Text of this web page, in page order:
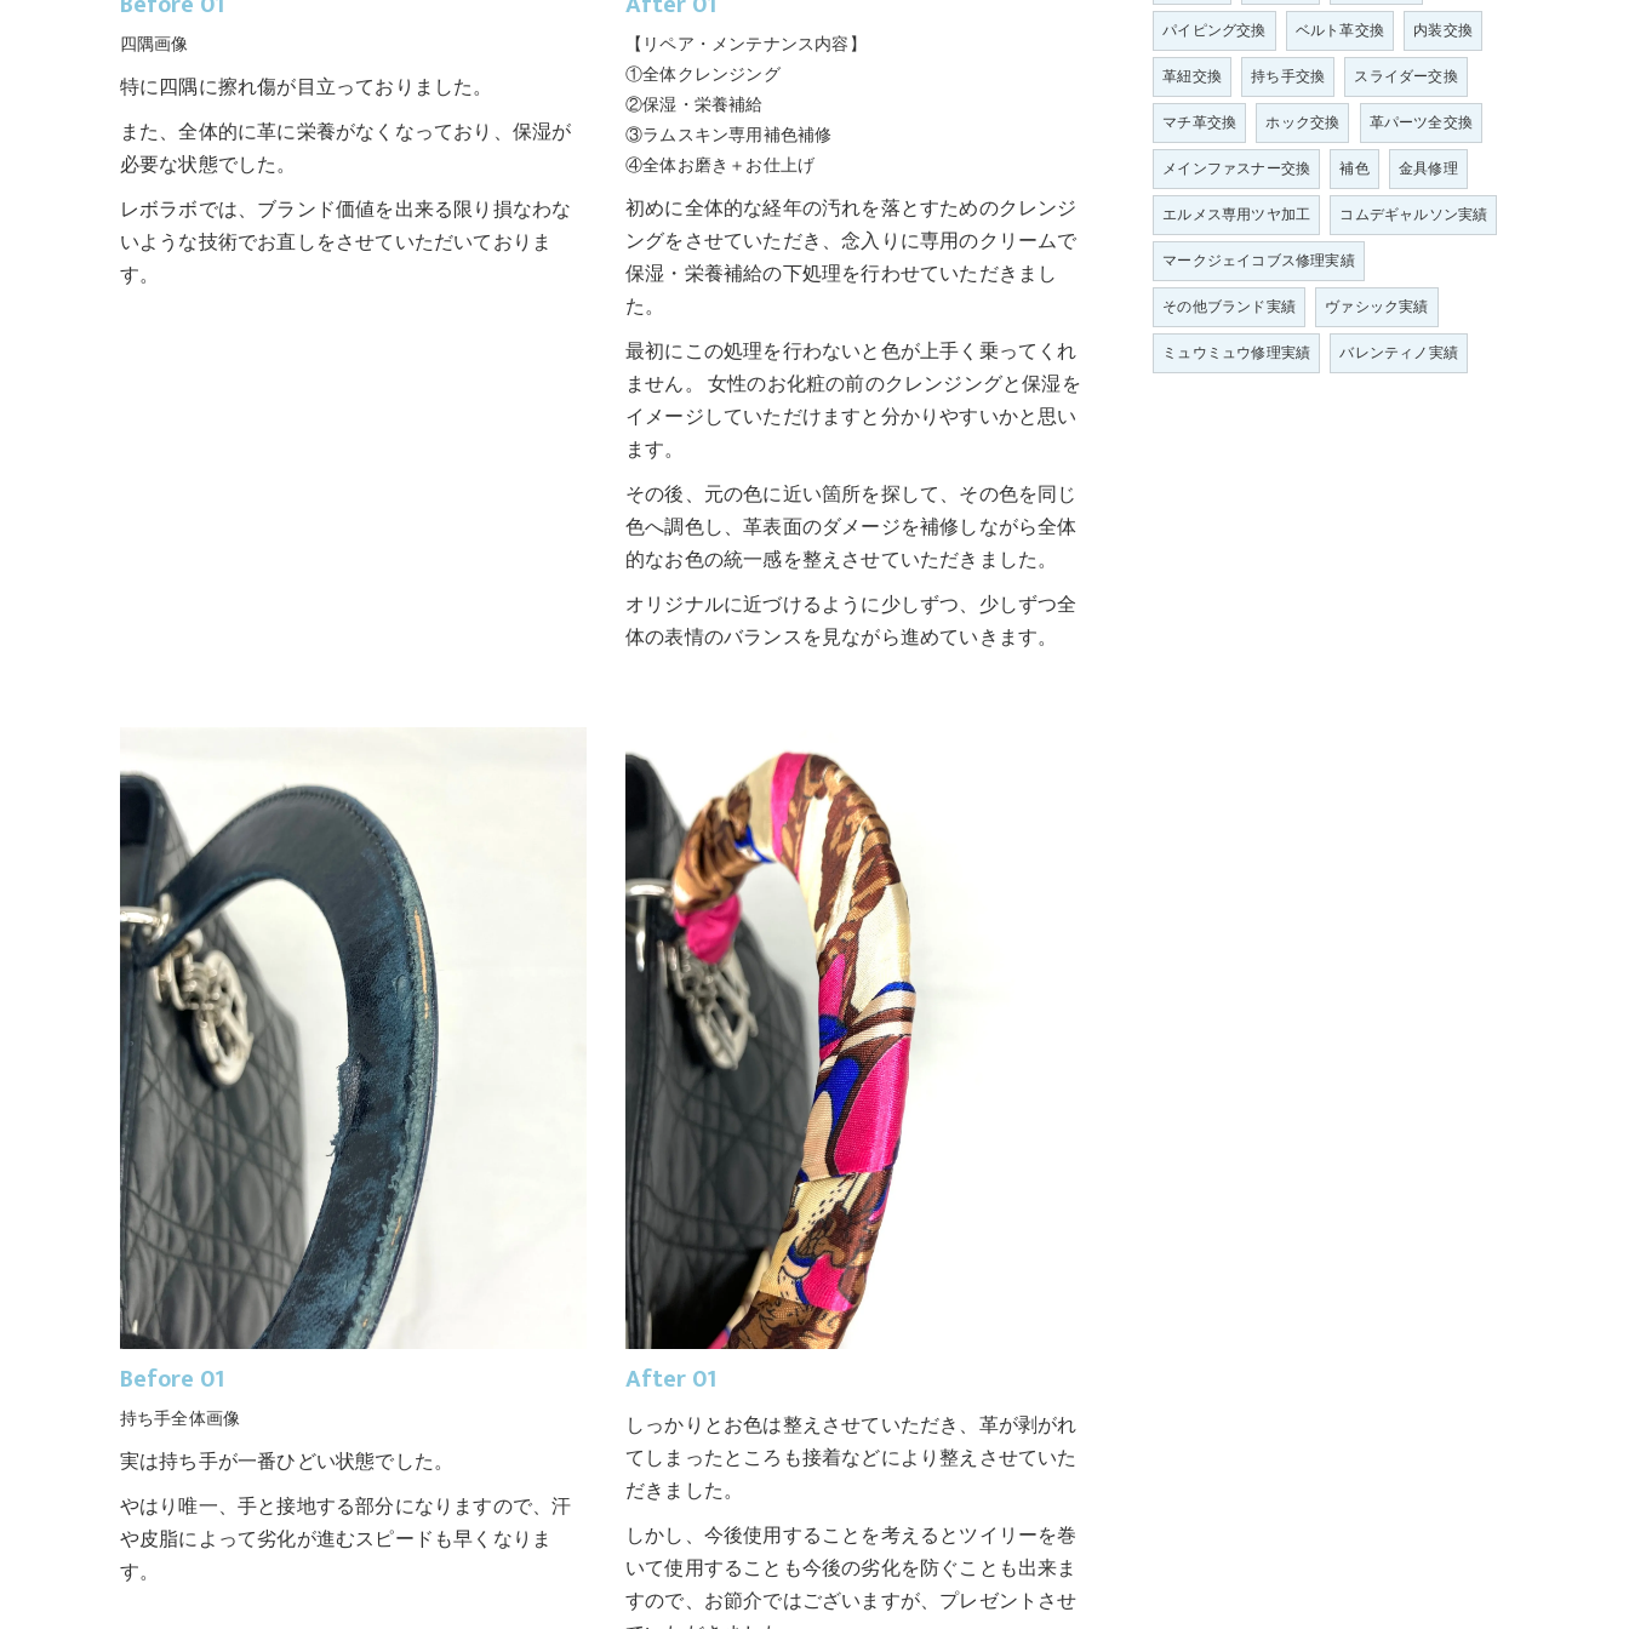
四隅画像
特に四隅に擦れ傷が目立っておりました。
また、全体的に革に栄養がなくなっており、保湿が
必要な状態でした。
レボラボでは、ブランド価値を出来る限り損なわな
いような技術でお直しをさせていただいておりま
す。
【リペア・メンテナンス内容】
①全体クレンジング
②保湿・栄養補給
③ラムスキン専用補色補修
④全体お磨き＋お仕上げ
初めに全体的な経年の汚れを落とすためのクレンジ
ングをさせていただき、念入りに専用のクリームで
保湿・栄養補給の下処理を行わせていただきまし
た。
最初にこの処理を行わないと色が上手く乗ってくれ
ません。 女性のお化粧の前のクレンジングと保湿を
イメージしていただけますと分かりやすいかと思い
ます。
その後、元の色に近い箇所を探して、その色を同じ
色へ調色し、革表面のダメージを補修しながら全体
的なお色の統一感を整えさせていただきました。
オリジナルに近づけるように少しずつ、少しずつ全
体の表情のバランスを見ながら進めていきます。
Before 01
持ち手全体画像
実は持ち手が一番ひどい状態でした。
やはり唯一、手と接地する部分になりますので、汗
や皮脂によって劣化が進むスピードも早くなりま
す。
After 01
しっかりとお色は整えさせていただき、革が剥がれ
てしまったところも接着などにより整えさせていた
だきました。
しかし、今後使用することを考えるとツイリーを巻
いて使用することも今後の劣化を防ぐことも出来ま
すので、お節介ではございますが、プレゼントさせ
パイピング交換 ベルト革交換
内装交換
革紐交換
持ち手交換
スライダー交換
マチ革交換
ホック交換
革パーツ全交換
メインファスナー交換
補色
金具修理
エルメス専用ツヤ加工
コムデギャルソン実績
マークジェイコブス修理実績
その他ブランド実績
ヴァシック実績
ミュウミュウ修理実績
バレンティノ実績